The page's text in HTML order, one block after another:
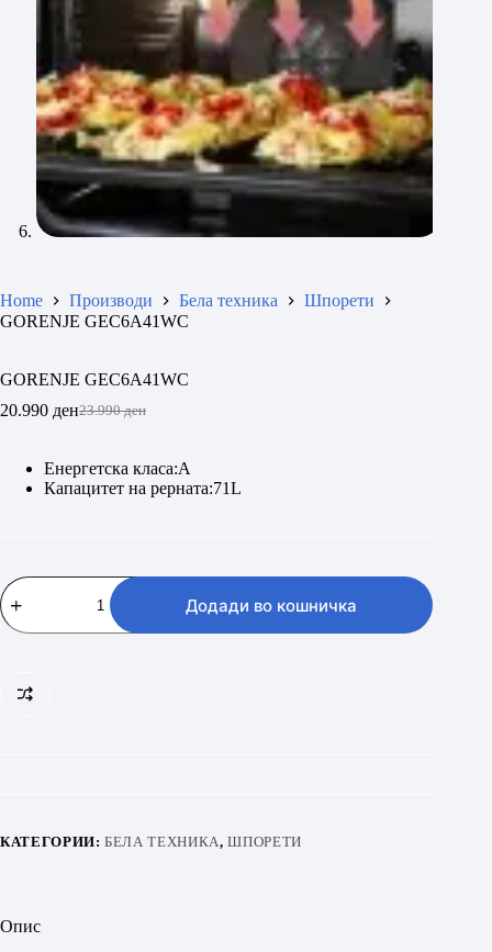
Home Производи Бела техника
Шпорети
GORENJE GEC6A41WC
GORENJE GEC6A41WC
23.990ден
Original
23.990 ден.
20.990 денCurrent
20.990 ден.
Eнергетска класа:А
Капацитет на рерната:71L
GORENJE
GEC6A41WC
количина
Додади во кошничка
КАТЕГОРИИ:БЕЛА ТЕХНИКА,ШПОРЕТИ
Опис